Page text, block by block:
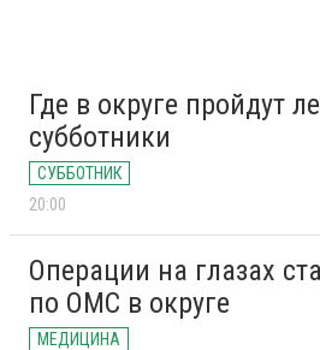
Где в округе пройдут
субботники
СУББОТНИК
20:00
Операции на глазах
по ОМС в округе
МЕДИЦИНА